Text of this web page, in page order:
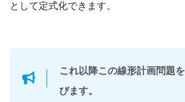
として定式化できます。
これ以降この線形計画問題を
びます。